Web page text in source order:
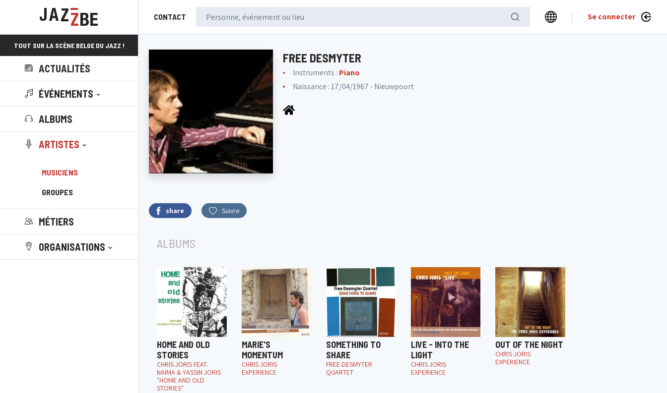
CONTACT Se connecter
TOUT SUR LA SCÈNE BELGE DU JAZZ !
ACTUALITÉS
ÉVÉNEMENTS
ALBUMS
ARTISTES
MUSICIENS
GROUPES
MÉTIERS
ORGANISATIONS
FREE DESMYTER
Instruments : Piano
Naissance : 17/04/1967 - Nieuwpoort
share Suivre
ALBUMS
HOME AND OLD
STORIES
CHRIS JORIS FEAT.
NAIMA & YASSIN JORIS
"HOME AND OLD
STORIES"
MARIE'S
MOMENTUM
CHRIS JORIS
EXPERIENCE
SOMETHING TO
SHARE
FREE DESMYTER
QUARTET
LIVE - INTO THE
LIGHT
CHRIS JORIS
EXPERIENCE
OUT OF THE NIGHT
CHRIS JORIS
EXPERIENCE